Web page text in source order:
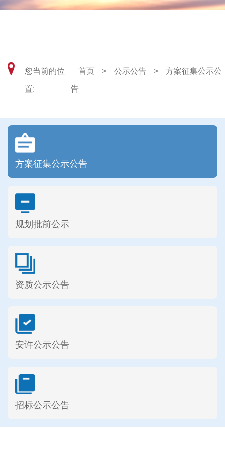
您当前的位
置:
首页 > 公示公告 > 方案征集公示公
告
方案征集公示公告
规划批前公示
资质公示公告
安许公示公告
招标公示公告